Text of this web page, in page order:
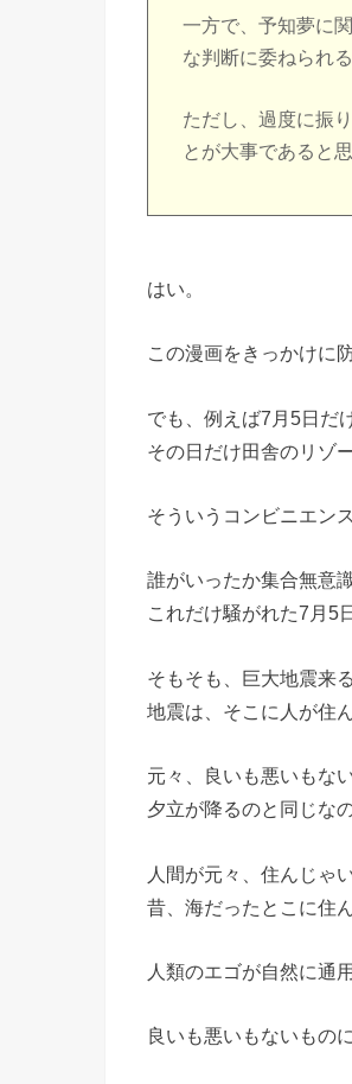
一方で、予知夢に
な判断に委ねられ
ただし、過度に振
とが大事であると
はい。
この漫画をきっかけに
でも、例えば7月5日だ
その日だけ田舎のリゾ
そういうコンビニエン
誰がいったか集合無意
これだけ騒がれた7月5
そもそも、巨大地震来
地震は、そこに人が住
元々、良いも悪いもない
夕立が降るのと同じなの
人間が元々、住んじゃ
昔、海だったとこに住
人類のエゴが自然に通
良いも悪いもないもの